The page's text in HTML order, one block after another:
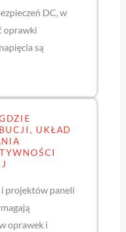
DC, w
oprawki
są
UKŁAD
projektów paneli
oprawek i